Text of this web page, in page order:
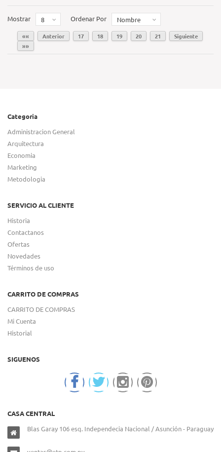
Mostrar 8 Ordenar Por Nombre
«« Anterior 17 18 19 20 21
Siguiente
»»
Categoria
Administracion General
Arquitectura
Economia
Marketing
Metodologia
SERVICIO AL CLIENTE
Historia
Contactanos
Ofertas
Novedades
Términos de uso
CARRITO DE COMPRAS
CARRITO DE COMPRAS
Mi Cuenta
Historial
SIGUENOS
CASA CENTRAL
Blas Garay 106 esq. Independecia Nacional / Asunción - Paraguay